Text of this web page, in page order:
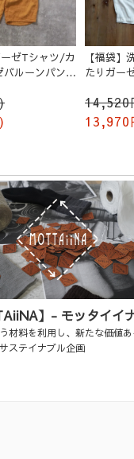
ーゼTシャツ/カ
ルーンパンツ
【福袋】
たりガー
14,520
13,970
】- モッタイイ
材料を利用し、新たな価値
ステイナブル企画